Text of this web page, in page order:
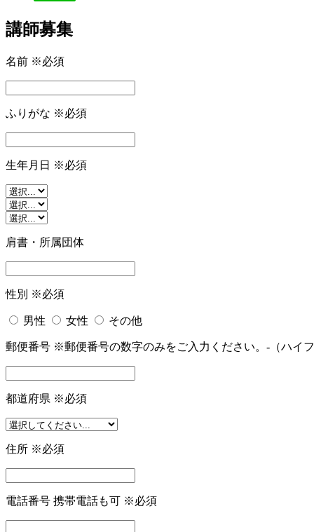
講師募集
名前 ※必須
ふりがな ※必須
生年月日 ※必須
肩書・所属団体
性別 ※必須
男性 女性 その他
郵便番号 ※郵便番号の数字のみをご入力ください。-（ハイ
都道府県 ※必須
住所 ※必須
電話番号 携帯電話も可 ※必須